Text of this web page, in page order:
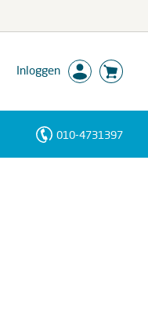
Inloggen
010-4731397